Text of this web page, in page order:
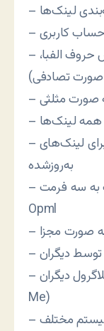
لینک‌ها
– امکان تنظیم نمایش لینک‌ها (بر اساس حروف الفبا،
صورت تصادفی)
صورت مثلثی
همه لینک‌ها
– امکان تعریف پیشوند و پسوند برای لینک‌های
به‌روزشده
– خروجی لینک به سه فرمت Javascript و Rss و
Opml
صورت مجزا
توسط دیگران
– افزودن لینک وبلاگ شما در بلاگرول دیگران (Blogroll
Me)
– پینگ همزمان در 5 سیستم مختلف